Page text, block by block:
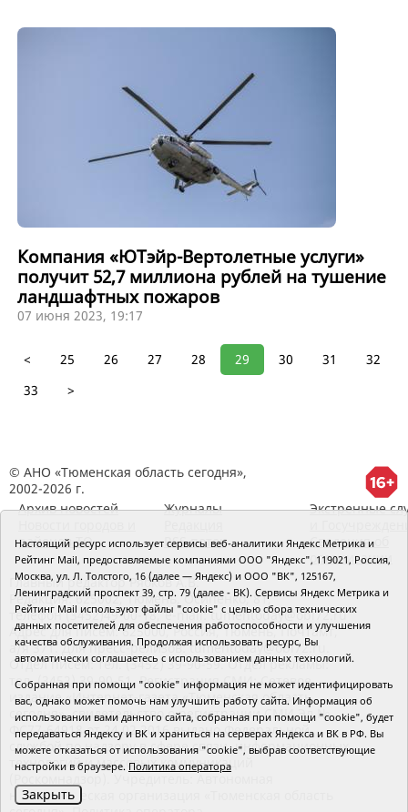
Компания «ЮТэйр-Вертолетные услуги»
получит 52,7 миллиона рублей на тушение
ландшафтных пожаров
07 июня 2023, 19:17
< 25 26 27 28 29 30 31
32
33
>
© АНО «Тюменская область сегодня»,
2002-2026 г.
Архив новостей
районов ТО
Журналы
RSS поток
Экстренные
Сведения об
организации
Главный редактор Рябков А.В.
Редакция: 625002, Тюмень, Осипенко, 81,
телефон (3452)49-00-18, e-mail: tumentoday@obl72.ru
Адрес для писем: 625000, Россия, Тюмень, Почтамт,
а/я 371. Для пресс-релизов: tumentoday@obl72.ru.
Отдел писем: тел. (3452) 39-90-59. Отдел рекламы:
тел. (3452) 39-90-51. Регистрация СМИ: Сетевое
издание «Интернет-газета «Тюменская область
сегодня», свидетельство о регистрации СМИ Эл №
ФС77-64918 от 24.02.2016 выдано Федеральной
службой по надзору в сфере связи, информационных
технологий и массовых коммуникаций
некоммерческая организация «Тюменская область
Настоящий ресурс использует сервисы веб-аналитики Яндекс Метрика и
Рейтинг Mail, предоставляемые компаниями ООО "Яндекс", 119021, Россия,
Москва, ул. Л. Толстого, 16 (далее — Яндекс) и ООО "ВК", 125167,
Ленинградский проспект 39, стр. 79 (далее - ВК). Сервисы Яндекс Метрика и
Рейтинг Mail используют файлы "cookie" с целью сбора технических
данных посетителей для обеспечения работоспособности и улучшения
качества обслуживания. Продолжая использовать ресурс, Вы
автоматически соглашаетесь с использованием данных технологий.
Собранная при помощи "cookie" информация не может идентифицировать
вас, однако может помочь нам улучшить работу сайта. Информация об
использовании вами данного сайта, собранная при помощи "cookie", будет
передаваться Яндексу и ВК и храниться на серверах Яндекса и ВК в РФ. Вы
можете отказаться от использования "cookie", выбрав соответствующие
настройки в браузере. Политика оператора
Закрыть